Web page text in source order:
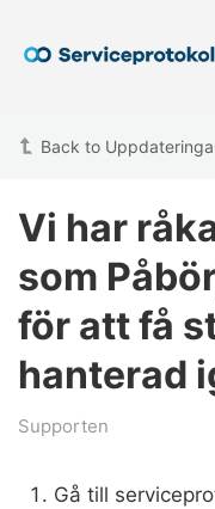
Back to
Vi har
som
för att få
hanterad
Supporten
Gå till